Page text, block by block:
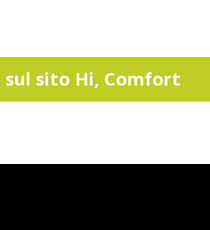
sul sito Hi, Comfort